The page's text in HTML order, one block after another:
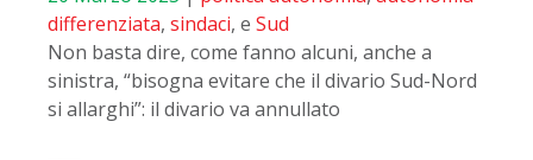
differenziata, sindaci, e Sud
Non basta dire, come fanno alcuni, anche a
sinistra, “bisogna evitare che il divario Sud-Nord
si allarghi”: il divario va annullato